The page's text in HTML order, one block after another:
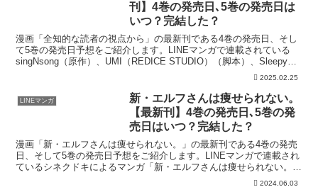
刊】4巻の発売日､5巻の発売日は
いつ？完結した？
漫画「全知的な読者の視点から」の最新刊である4巻の発売日、そし
て5巻の発売日予想をご紹介します。LINEマンガで連載されている
singNsong（原作）、UMI（REDICE STUDIO）（脚本）、Sleepy
2025.02.25
LINEマンガ
新・エルフさんは痩せられない。
【最新刊】4巻の発売日､5巻の発
売日はいつ？完結した？
漫画「新・エルフさんは痩せられない。」の最新刊である4巻の発売
日、そして5巻の発売日予想をご紹介します。LINEマンガで連載され
ているシネクドキによるマンガ「新・エルフさんは痩せられない。」
の最新刊の発売日はこちら！漫画「新・エルフさんは痩...
2024.06.03